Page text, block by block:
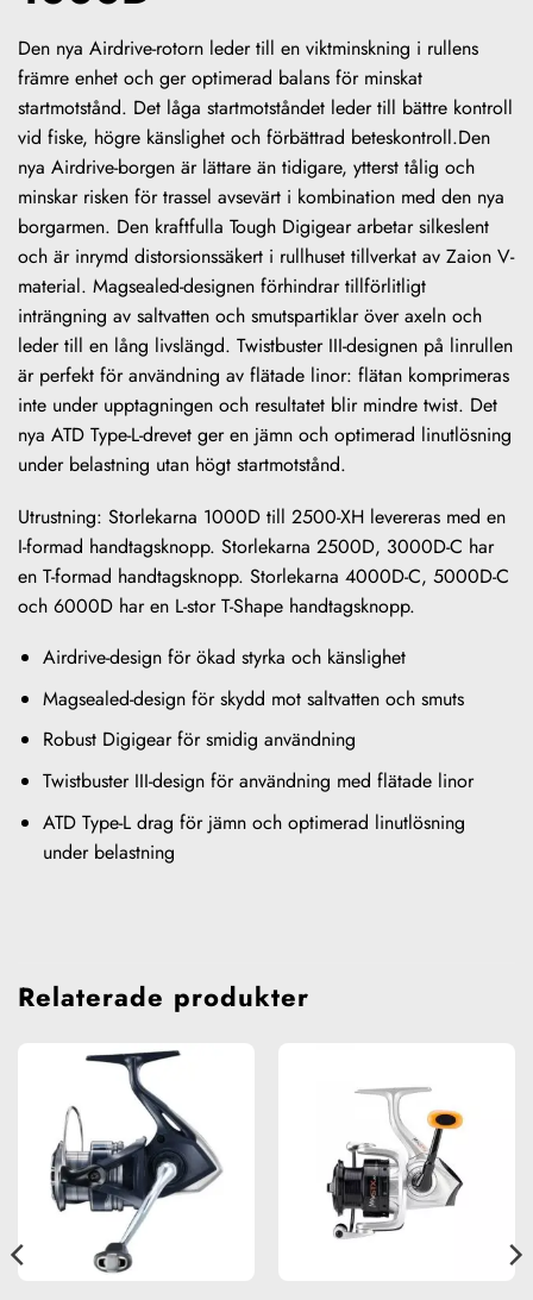
Den nya Airdrive-rotorn leder till en viktminskning i rullens
främre enhet och ger optimerad balans för minskat
startmotstånd. Det låga startmotståndet leder till bättre kontroll
vid fiske, högre känslighet och förbättrad beteskontroll.Den
nya Airdrive-borgen är lättare än tidigare, ytterst tålig och
minskar risken för trassel avsevärt i kombination med den nya
borgarmen. Den kraftfulla Tough Digigear arbetar silkeslent
och är inrymd distorsionssäkert i rullhuset tillverkat av Zaion V-
material. Magsealed-designen förhindrar tillförlitligt
inträngning av saltvatten och smutspartiklar över axeln och
leder till en lång livslängd. Twistbuster III-designen på linrullen
är perfekt för användning av flätade linor: flätan komprimeras
inte under upptagningen och resultatet blir mindre twist. Det
nya ATD Type-L-drevet ger en jämn och optimerad linutlösning
under belastning utan högt startmotstånd.
Utrustning: Storlekarna 1000D till 2500-XH levereras med en
I-formad handtagsknopp. Storlekarna 2500D, 3000D-C har
en T-formad handtagsknopp. Storlekarna 4000D-C, 5000D-C
och 6000D har en L-stor T-Shape handtagsknopp.
Airdrive-design för ökad styrka och känslighet
Magsealed-design för skydd mot saltvatten och smuts
Robust Digigear för smidig användning
Twistbuster III-design för användning med flätade linor
ATD Type-L drag för jämn och optimerad linutlösning
under belastning
Relaterade produkter